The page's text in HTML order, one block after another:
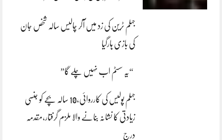
جہلم ٹرین کی زد میں آکر چالیس سالہ شخص جان
کی بازی ہارگیا
“یہ سسٹم اب نہیں چلے گا”
جہلم پولیس کی کارروائی،10 سالہ بچے کو جنسی
زیادتی کا نشانہ بنانے والا ملزم گرفتار،مقدمہ
درج